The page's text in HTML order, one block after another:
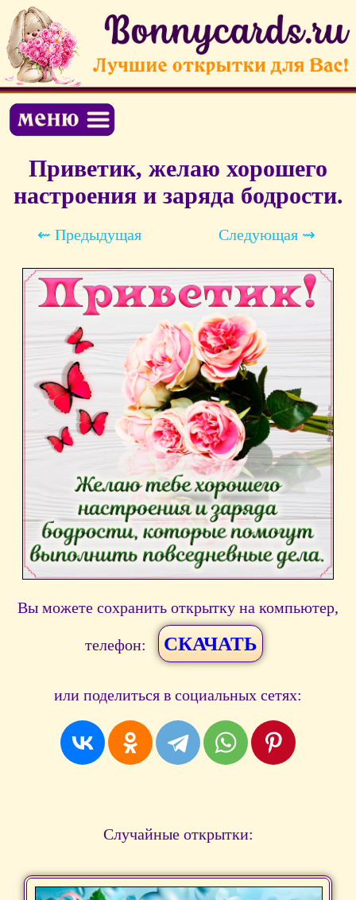
Приветик, желаю хорошего
настроения и заряда бодрости.
⇜ Предыдущая Следующая ⇝
Вы можете сохранить открытку на компьютер,
телефон: СКАЧАТЬ
или поделиться в социальных сетях:
Случайные открытки: